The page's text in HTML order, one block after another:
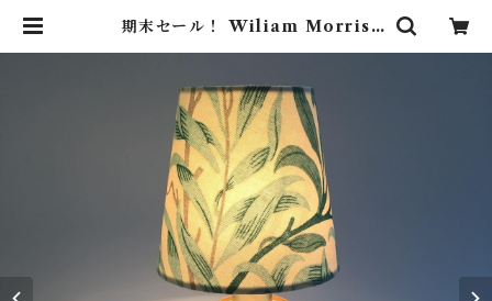
期末セール！ Wiliam Morris
y (照明 ・ インテリア・家具）